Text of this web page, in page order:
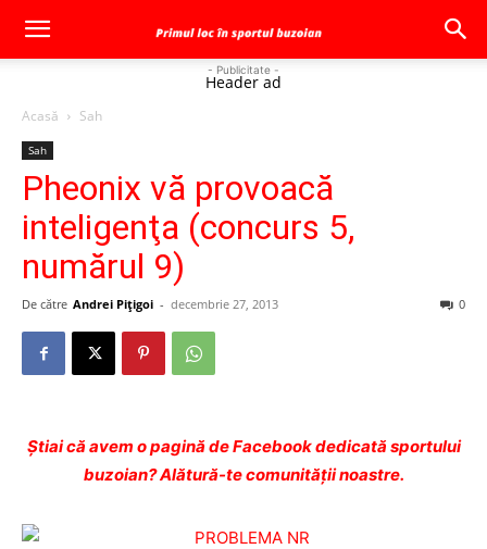
- Publicitate -
Header ad
Acasă Sah
Sah
Pheonix vă provoacă
inteligenţa (concurs 5,
numărul 9)
De către Andrei Pițigoi - decembrie 27, 2013 0
Ştiai că avem o pagină de Facebook dedicată sportului
buzoian? Alătură-te comunității noastre.